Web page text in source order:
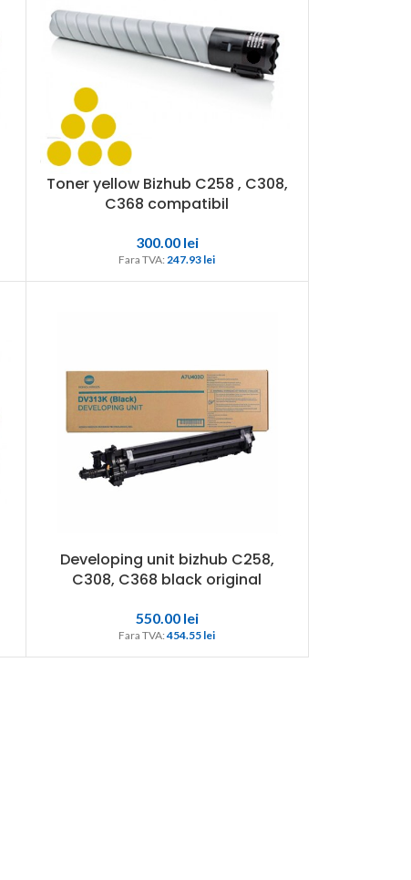
Toner yellow Bizhub C258 , C308,
C368 compatibil
300.00 lei
Fara TVA: 247.93 lei
Developing unit bizhub C258,
C308, C368 black original
550.00 lei
Fara TVA: 454.55 lei